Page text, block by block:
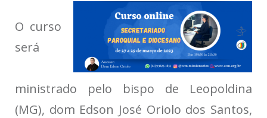
O curso
será
ministrado pelo bispo de Leopoldina
(MG), dom Edson José Oriolo dos Santos,